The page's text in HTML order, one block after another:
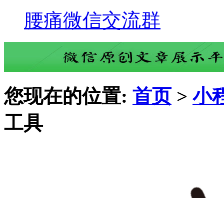
腰痛微信交流群
您现在的位置: 首页 >小
工具